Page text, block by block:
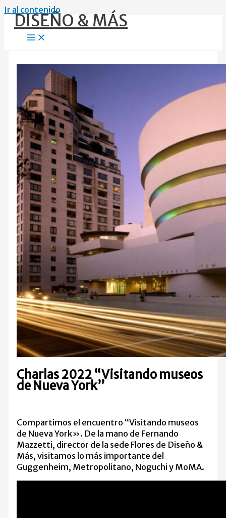
Ir al contenido
DISEÑO & MÁS
Charlas 2022 “Visitando museos
de Nueva York”
Compartimos el encuentro “Visitando museos
de Nueva York». De la mano de Fernando
Mazzetti, director de la sede Flores de Diseño &
Más, visitamos lo más importante del
Guggenheim, Metropolitano, Noguchi y MoMA.